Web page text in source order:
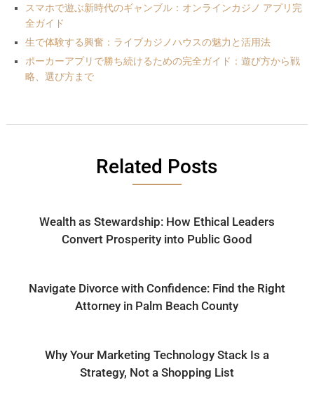
スマホで遊ぶ新時代のギャンブル：オンラインカジノ アプリ完
全ガイド
生で体験する興奮：ライブカジノハウスの魅力と活用法
ポーカーアプリで勝ち続けるための完全ガイド：遊び方から戦
略、選び方まで
Related Posts
Wealth as Stewardship: How Ethical Leaders
Convert Prosperity into Public Good
Navigate Divorce with Confidence: Find the Right
Attorney in Palm Beach County
Why Your Marketing Technology Stack Is a
Strategy, Not a Shopping List